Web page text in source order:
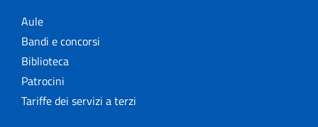
Aule
Bandi e concorsi
Biblioteca
Patrocini
Tariffe dei servizi a terzi